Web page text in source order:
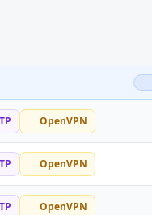
OpenVPN
OpenVPN
OpenVPN